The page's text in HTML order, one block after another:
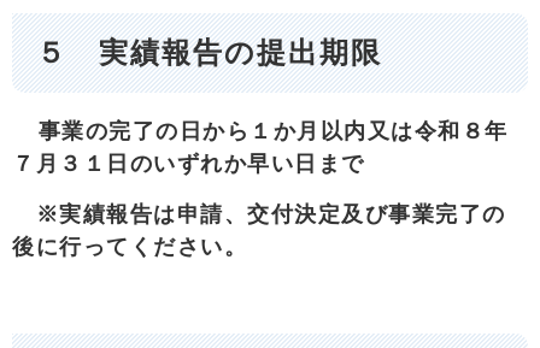
５ 実績報告の提出期限
事業の完了の日から１か月以内又は令和８年
７月３１日のいずれか早い日まで
※実績報告は申請、交付決定及び事業完了の
後に行ってください。